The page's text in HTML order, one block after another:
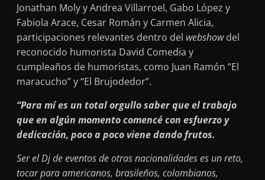
Jonathan Moly y Andrea Villarroel, Gabo López y
Fabiola Arace, Cesar Román y Carmen Alicia,
participaciones relevantes dentro del webshowdel
reconocido humorista David Comedia y
cumpleaños de humoristas, como Juan Ramón “El
maracucho” y “El Brujodedor”.
“Para mí es un total orgullo saber que el trabajo
que en algún momento comencé con esfuerzo y
dedicación, poco a poco viene dando frutos.
Ser el Dj de eventos de otras nacionalidades es un reto,
tocar para americanos, brasileños, colombianos,